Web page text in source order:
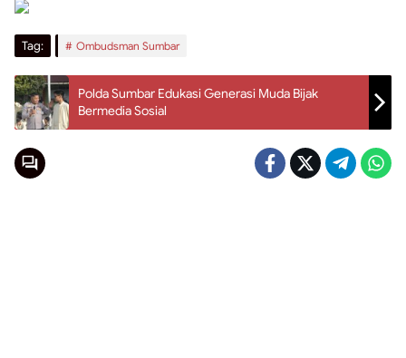
Tag: Ombudsman Sumbar
Polda Sumbar Edukasi Generasi Muda Bijak
Bermedia Sosial